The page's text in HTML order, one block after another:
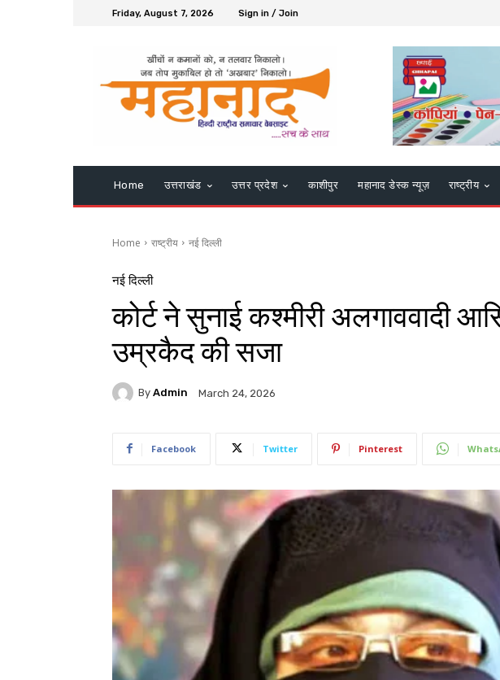
Friday, August 7, 2026 Sign in / Join
Home उत्तराखंड उत्तर प्रदेश काशीपुर महानाद डेस्क न्यूज़ राष्ट्रीय
Home राष्ट्रीय नई दिल्ली
नई दिल्ली
कोर्ट ने सुनाई कश्मीरी अलगाववादी
उम्रकैद की सजा
By Admin March 24, 2026
Facebook Twitter Pinterest